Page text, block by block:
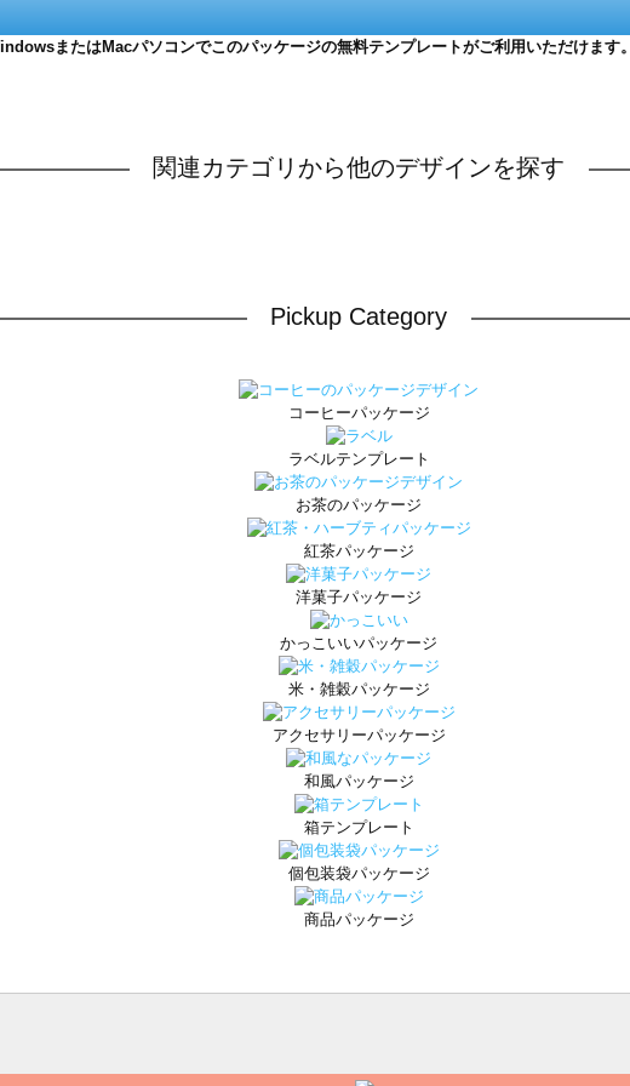
またはMacパソコンでこのパッケージの無料テンプレートがご利用いただけます
関連カテゴリから他のデザインを探す
Pickup Category
コーヒーパッケージ
ラベルテンプレート
お茶のパッケージ
紅茶パッケージ
洋菓子パッケージ
かっこいいパッケージ
米・雑穀パッケージ
アクセサリーパッケージ
和風パッケージ
箱テンプレート
個包装袋パッケージ
商品パッケージ